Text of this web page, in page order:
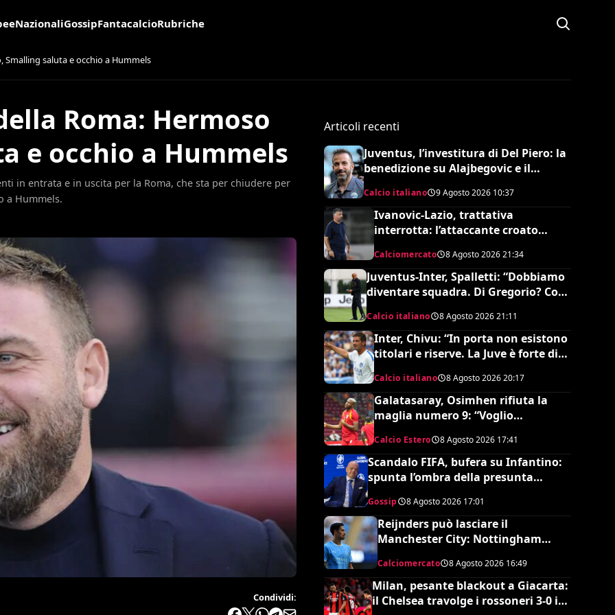
NazionaliGossipFantacalcioRubriche
saluta e occhio a Hummels
Roma: Hermoso
e occhio a Hummels
in entrata e in uscita per la Roma, che sta per chiudere per
a Hummels.
Condividi:
Articoli recenti
Juventus, l’investitura di Del Piero: la
benedizione su Alajbegovic e il
fattore Spalletti per il ritorno in alto
Calcio italiano 9 Agosto 2026 10:37
Ivanovic-Lazio, trattativa
interrotta: l’attaccante croato
rifiuta il trasferimento
Calciomercato 8 Agosto 202621:34
Juventus-Inter, Spalletti: “Dobbiamo
diventare squadra. Di Gregorio? Cose
Calcio italiano 8 Agosto 2026 21:11
Inter, Chivu: “In porta non esistono
titolari e riserve. La Juve è forte dirà
la sua”
Calcio italiano 8 Agosto 2026 20:17
Galatasaray, Osimhen rifiuta la
maglia numero 9: “Voglio
Calcio Estero 8 Agosto 2026 17:41
Scandalo FIFA, bufera su Infantino:
spunta l’ombra della presunta
amante pagata dalla UEFA
Gossip 8 Agosto 2026 17:01
Reijnders può lasciare il
Manchester City: Nottingham
Forest in pressing
Calciomercato 8 Agosto 2026 16:49
Milan, pesante blackout a Giacarta:
il Chelsea travolge i rossoneri 3-0 in